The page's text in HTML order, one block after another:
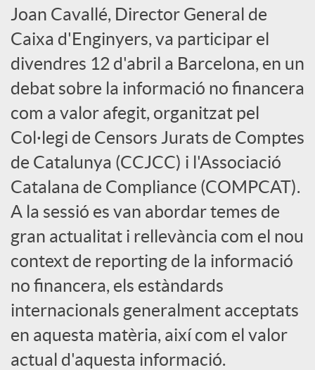
o
r
d
e
c
o
n
t
Joan Cavallé, Director General de
Caixa d'Enginyers, va participar el
divendres 12 d'abril a Barcelona, en un
debat sobre la informació no financera
com a valor afegit, organitzat pel
Col·legi de Censors Jurats de Comptes
de Catalunya (CCJCC) i l'Associació
Catalana de Compliance (COMPCAT).
A la sessió es van abordar temes de
gran actualitat i rellevància com el nou
context de reporting de la informació
no financera, els estàndards
internacionals generalment acceptats
en aquesta matèria, així com el valor
actual d'aquesta informació.